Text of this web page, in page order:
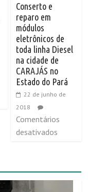
Conserto e
reparo em
módulos
eletrônicos de
toda linha Diesel
na cidade de
CARAJÁS no
Estado do Pará
22 de junho de
2018
Comentários
desativados